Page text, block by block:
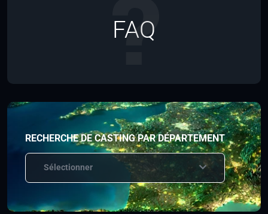
FAQ
RECHERCHE DE CASTING PAR DÉPARTEMENT
Sélectionner